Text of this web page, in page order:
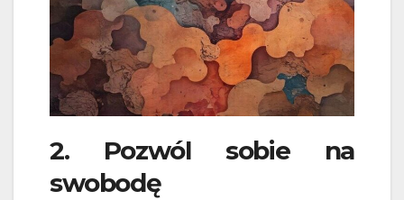
2. Pozwól sobie na
swobodę